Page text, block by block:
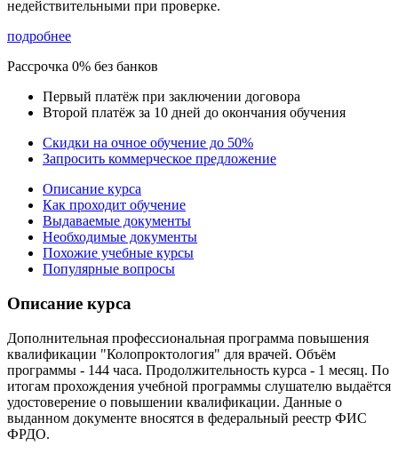
недействительными при проверке.
подробнее
Рассрочка 0% без банков
Первый платёж при заключении договора
Второй платёж за 10 дней до окончания обучения
Скидки на очное обучение до 50%
Запросить коммерческое предложение
Описание курса
Как проходит обучение
Выдаваемые документы
Необходимые документы
Похожие учебные курсы
Популярные вопросы
Описание курса
Дополнительная профессиональная программа повышения
квалификации "Колопроктология" для врачей. Объём
программы - 144 часа. Продолжительность курса - 1 месяц. По
итогам прохождения учебной программы слушателю выдаётся
удостоверение о повышении квалификации. Данные о
выданном документе вносятся в федеральный реестр ФИС
ФРДО.